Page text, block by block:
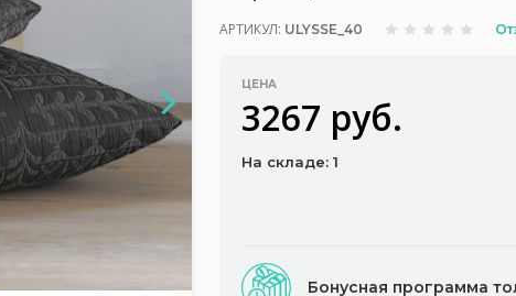
АРТИКУЛ: ULYSSE_40
ЦЕНА
3267 руб.
На складе: 1
Бонусная программа